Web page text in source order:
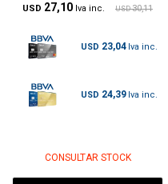
USD 27,10 USD 30,11
USD 23,04
USD 24,39
CONSULTAR STOCK